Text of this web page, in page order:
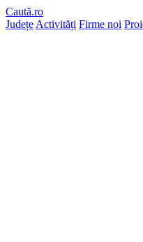
Caută.ro
Județe Activități Firme noi